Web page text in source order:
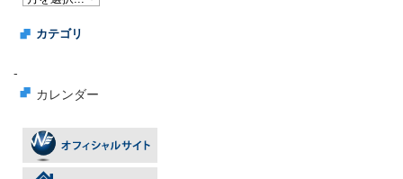
カテゴリ
-
カレンダー